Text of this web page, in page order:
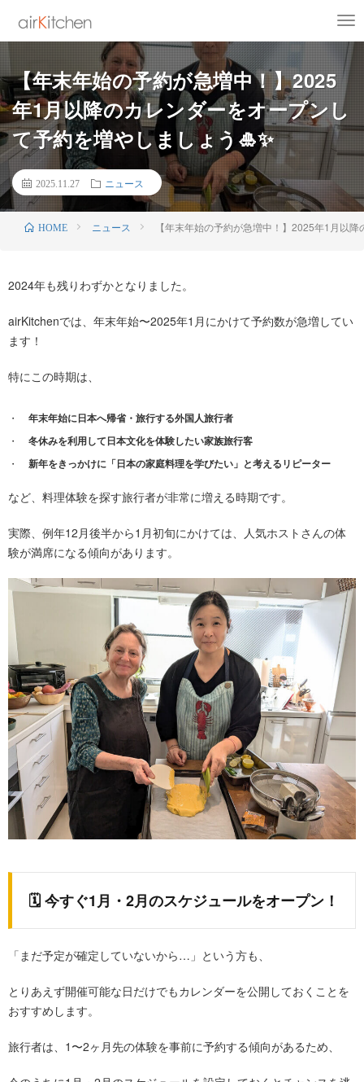
【年末年始の予約が急増中！】2025
年1月以降のカレンダーをオープンし
て予約を増やしましょう🎍✨
2025.11.27 ニュース
HOME ニュース 【年末年始の予約が急増中！】2025年1月以
2024年も残りわずかとなりました。
airKitchenでは、年末年始〜2025年1月にかけて予約数が急増してい
ます！
特にこの時期は、
年末年始に日本へ帰省・旅行する外国人旅行者
冬休みを利用して日本文化を体験したい家族旅行客
新年をきっかけに「日本の家庭料理を学びたい」と考えるリピーター
など、料理体験を探す旅行者が非常に増える時期です。
実際、例年12月後半から1月初旬にかけては、人気ホストさんの体
験が満席になる傾向があります。
🗓️ 今すぐ1月・2月のスケジュールをオープン！
「まだ予定が確定していないから…」という方も、
とりあえず開催可能な日だけでもカレンダーを公開しておくことを
おすすめします。
旅行者は、1〜2ヶ月先の体験を事前に予約する傾向があるため、